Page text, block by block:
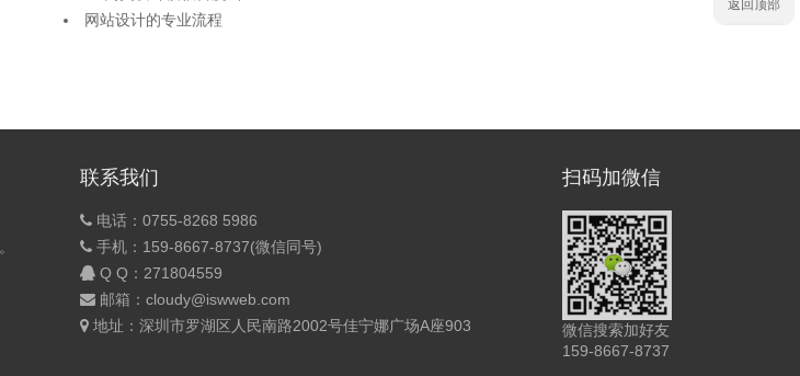
网站设计的专业流程
联系我们
电话：0755-8268 5986
手机：159-8667-8737(微信同号)
Q Q： 271804559
邮箱：cloudy@iswweb.com
地址：深圳市罗湖区人民南路2002号佳宁娜广场A座903
扫码加微信
微信搜索加好友
159-8667-8737
返回顶部